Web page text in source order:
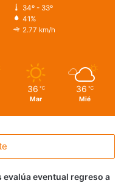
34º - 33º
41%
2.77 km/h
36 ℃
Mar
36 ℃
Mié
evalúa eventual regreso a